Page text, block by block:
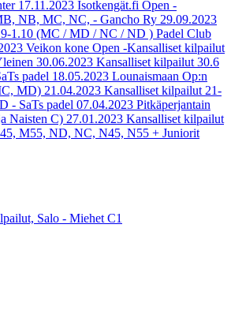
17.11.2023 Isotkengät.fi Open -
NB, MC, NC, - Gancho Ry 29.09.2023
1.10 (MC / MD / NC / ND ) Padel Club
Veikon kone Open -Kansalliset kilpailut
30.06.2023 Kansalliset kilpailut 30.6
padel 18.05.2023 Lounaismaan Op:n
MD) 21.04.2023 Kansalliset kilpailut 21-
- SaTs padel 07.04.2023 Pitkäperjantain
Naisten C) 27.01.2023 Kansalliset kilpailut
M55, ND, NC, N45, N55 + Juniorit
Salo - Miehet C1